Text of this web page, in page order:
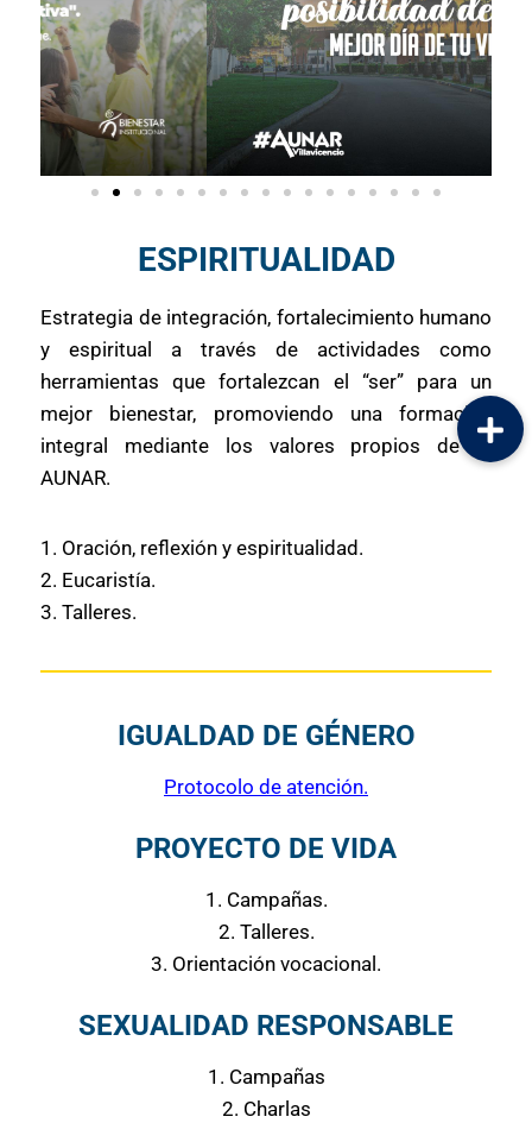
ESPIRITUALIDAD
Estrategia de integración, fortalecimiento humano
y espiritual a través de actividades como
herramientas que fortalezcan el “ser” para un
mejor bienestar, promoviendo una formación
integral mediante los valores propios de la
AUNAR.
1. Oración, reflexión y espiritualidad.
2. Eucaristía.
3. Talleres.
IGUALDAD DE GÉNERO
Protocolo de atención.
PROYECTO DE VIDA
1. Campañas.
2. Talleres.
3. Orientación vocacional.
SEXUALIDAD RESPONSABLE
1. Campañas
2. Charlas